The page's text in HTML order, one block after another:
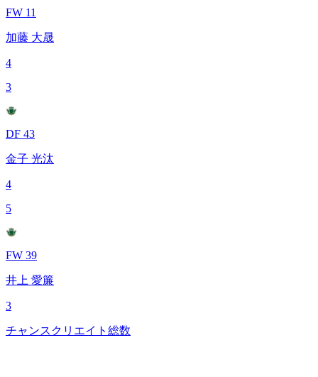
FW 11
加藤 大晟
4
3
DF 43
金子 光汰
4
5
FW 39
井上 愛簾
3
チャンスクリエイト総数